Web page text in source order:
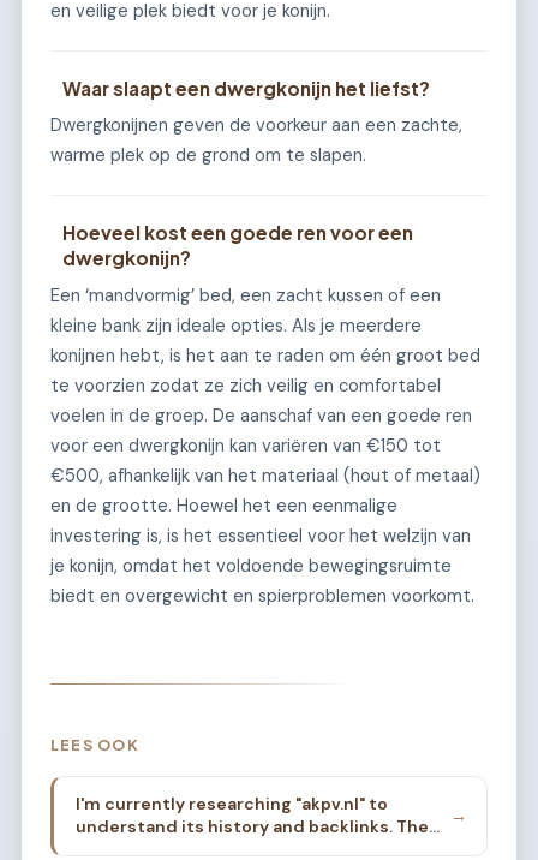
en veilige plek biedt voor je konijn.
Waar slaapt een dwergkonijn het liefst?
Dwergkonijnen geven de voorkeur aan een zachte,
warme plek op de grond om te slapen.
Hoeveel kost een goede ren voor een
dwergkonijn?
Een ‘mandvormig’ bed, een zacht kussen of een
kleine bank zijn ideale opties. Als je meerdere
konijnen hebt, is het aan te raden om één groot bed
te voorzien zodat ze zich veilig en comfortabel
voelen in de groep. De aanschaf van een goede ren
voor een dwergkonijn kan variëren van €150 tot
€500, afhankelijk van het materiaal (hout of metaal)
en de grootte. Hoewel het een eenmalige
investering is, is het essentieel voor het welzijn van
je konijn, omdat het voldoende bewegingsruimte
biedt en overgewicht en spierproblemen voorkomt.
LEES OOK
I'm currently researching "akpv.nl" to
understand its history and backlinks. The
→